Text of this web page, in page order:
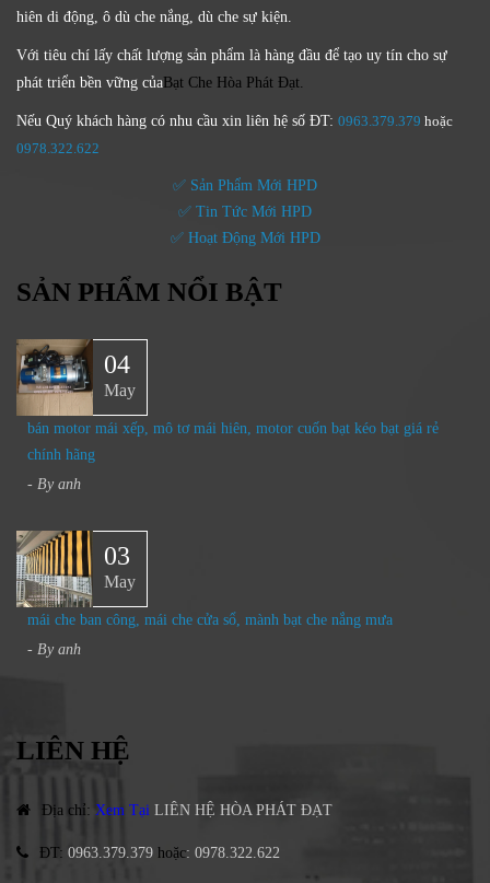
hiên di động, ô dù che nắng, dù che sự kiện.
Với tiêu chí lấy chất lượng sản phẩm là hàng đầu để tạo uy tín cho sự
phát triển bền vững của Bạt Che Hòa Phát Đạt.
Nếu Quý khách hàng có nhu cầu xin liên hệ số ĐT: 0963.379.379 hoặc
0978.322.622
✅ Sản Phẩm Mới HPD
✅ Tin Tức Mới HPD
✅ Hoạt Động Mới HPD
SẢN PHẨM NỔI BẬT
04
May
bán motor mái xếp, mô tơ mái hiên, motor cuốn bạt kéo bạt giá rẻ
chính hãng
- By anh
03
May
mái che ban công, mái che cửa sổ, mành bạt che nắng mưa
- By anh
LIÊN HỆ
Địa chỉ: Xem Tại LIÊN HỆ HÒA PHÁT ĐẠT
ĐT: 0963.379.379 hoặc: 0978.322.622